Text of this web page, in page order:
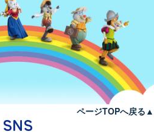
ページTOPへ戻る▲
SNS